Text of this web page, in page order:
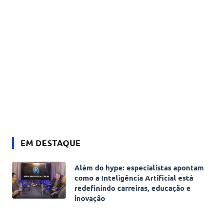
EM DESTAQUE
Além do hype: especialistas apontam
como a Inteligência Artificial está
redefinindo carreiras, educação e
inovação